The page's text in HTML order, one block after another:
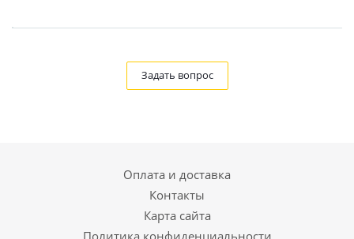
Задать вопрос
Оплата и доставка
Контакты
Карта сайта
Политика конфиденциальности